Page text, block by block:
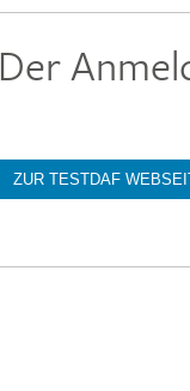
Der
ZUR TESTDAF